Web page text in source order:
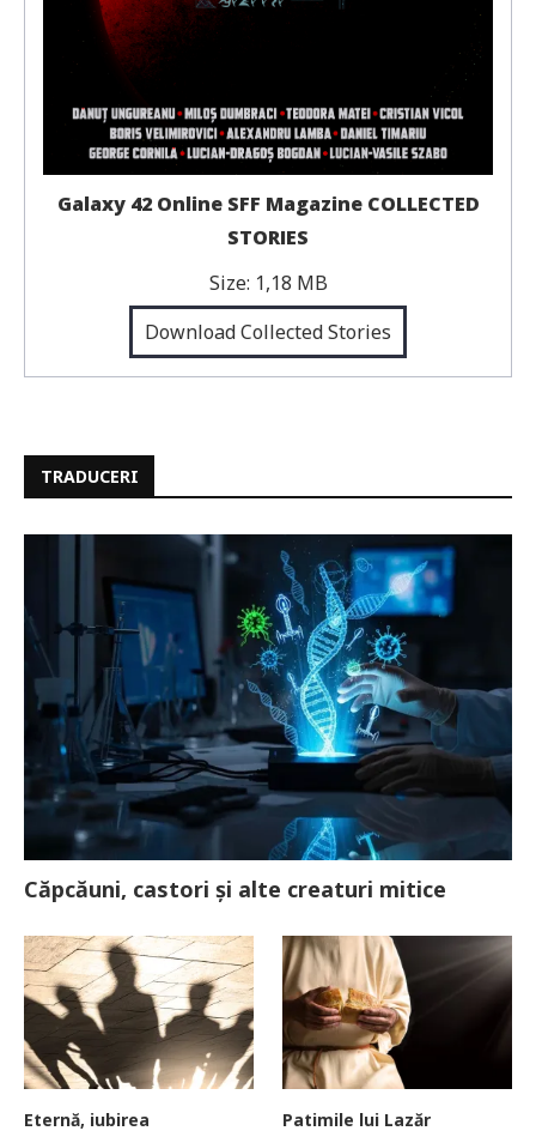
Galaxy 42 Online SFF Magazine COLLECTED
STORIES
Size: 1,18 MB
Download Collected Stories
TRADUCERI
Căpcăuni, castori și alte creaturi mitice
Eternă, iubirea Patimile lui Lazăr